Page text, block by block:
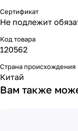
Сертификат
Не подлежит
Код товара
120562
Страна происхождения
Китай
Вам также